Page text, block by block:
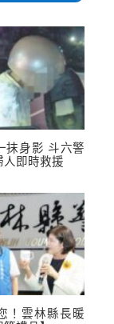
抹身影 斗六警
即時救援
！雲林縣長暖